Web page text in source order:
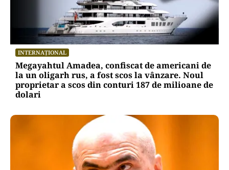
Alin Tișe atacă frontal conducerea PNL:
„România a devenit coșul de gunoi al
investitorilor”